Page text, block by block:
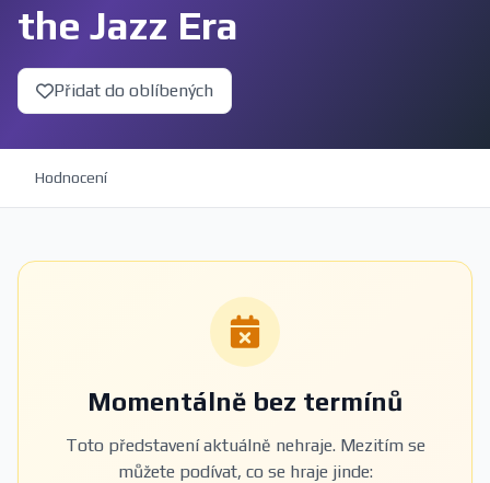
the Jazz Era
Přidat do oblíbených
Hodnocení
Momentálně bez termínů
Toto představení aktuálně nehraje. Mezitím se
můžete podívat, co se hraje jinde: